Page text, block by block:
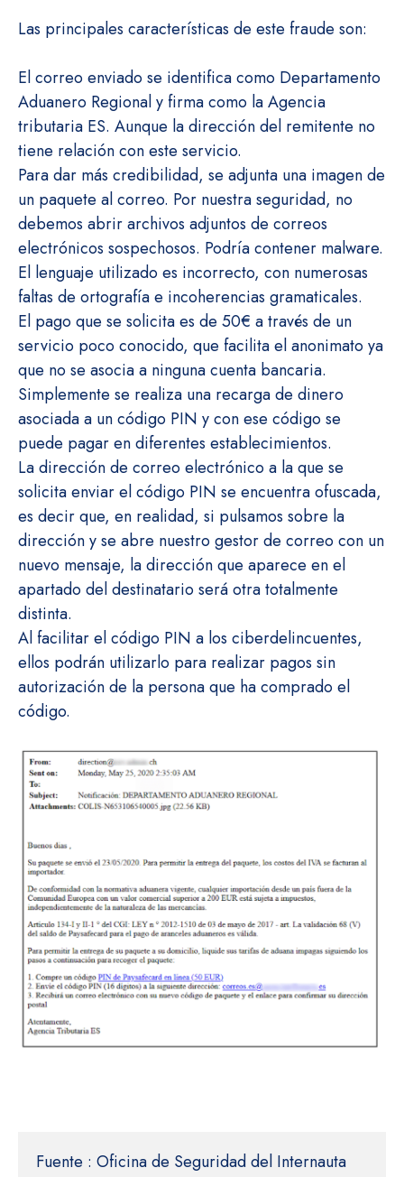
Las principales características de este fraude son:
El correo enviado se identifica como Departamento
Aduanero Regional y firma como la Agencia
tributaria ES. Aunque la dirección del remitente no
tiene relación con este servicio.
Para dar más credibilidad, se adjunta una imagen de
un paquete al correo. Por nuestra seguridad, no
debemos abrir archivos adjuntos de correos
electrónicos sospechosos. Podría contener malware.
El lenguaje utilizado es incorrecto, con numerosas
faltas de ortografía e incoherencias gramaticales.
El pago que se solicita es de 50€ a través de un
servicio poco conocido, que facilita el anonimato ya
que no se asocia a ninguna cuenta bancaria.
Simplemente se realiza una recarga de dinero
asociada a un código PIN y con ese código se
puede pagar en diferentes establecimientos.
La dirección de correo electrónico a la que se
solicita enviar el código PIN se encuentra ofuscada,
es decir que, en realidad, si pulsamos sobre la
dirección y se abre nuestro gestor de correo con un
nuevo mensaje, la dirección que aparece en el
apartado del destinatario será otra totalmente
distinta.
Al facilitar el código PIN a los ciberdelincuentes,
ellos podrán utilizarlo para realizar pagos sin
autorización de la persona que ha comprado el
código.
Fuente : Oficina de Seguridad del Internauta